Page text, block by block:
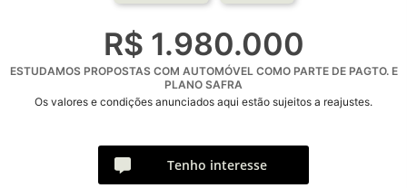
R$ 1.980.000
ESTUDAMOS PROPOSTAS COM AUTOMÓVEL COMO PARTE DE PAGTO. E
PLANO SAFRA
Os valores e condições anunciados aqui estão sujeitos a reajustes.
Tenho interesse